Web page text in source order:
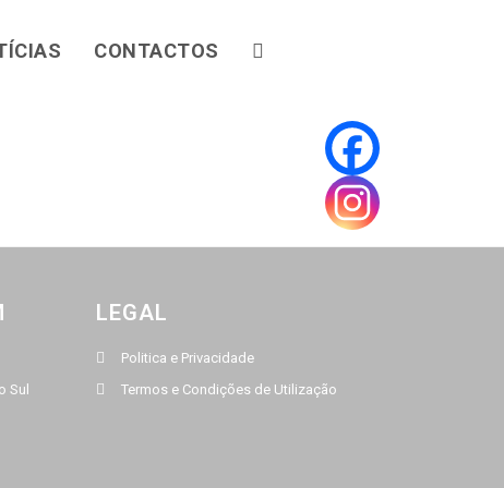
CONTACTOS
Sul
LEGAL
Politica e Privacidade
Termos e Condições de Utilização